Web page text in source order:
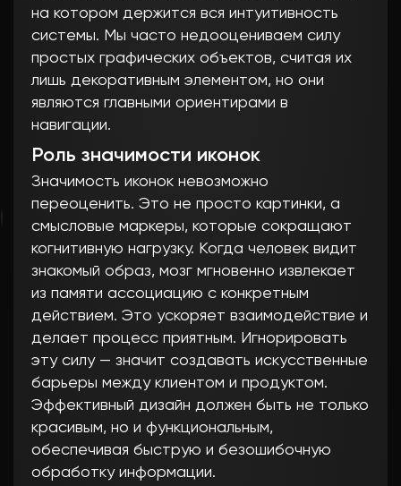
на котором держится вся интуитивность
системы. Мы часто недооцениваем силу
простых графических объектов, считая их
лишь декоративным элементом, но они
являются главными ориентирами в
навигации.
Роль значимости иконок
Значимость иконок невозможно
переоценить. Это не просто картинки, а
смысловые маркеры, которые сокращают
когнитивную нагрузку. Когда человек видит
знакомый образ, мозг мгновенно извлекает
из памяти ассоциацию с конкретным
действием. Это ускоряет взаимодействие и
делает процесс приятным. Игнорировать
эту силу — значит создавать искусственные
барьеры между клиентом и продуктом.
Эффективный дизайн должен быть не только
красивым, но и функциональным,
обеспечивая быструю и безошибочную
обработку информации.